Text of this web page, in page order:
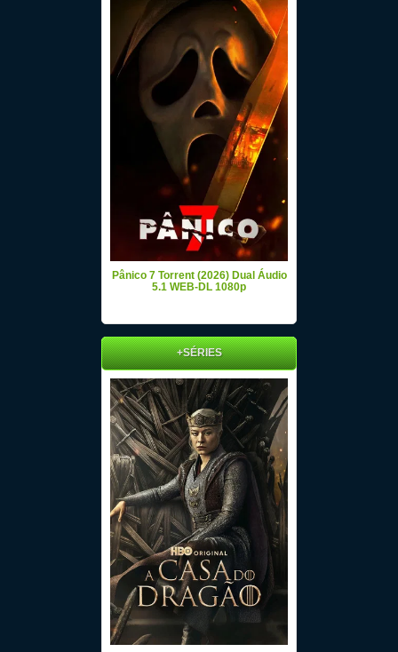
Pânico 7 Torrent (2026) Dual Áudio
5.1 WEB-DL 1080p
+SÉRIES